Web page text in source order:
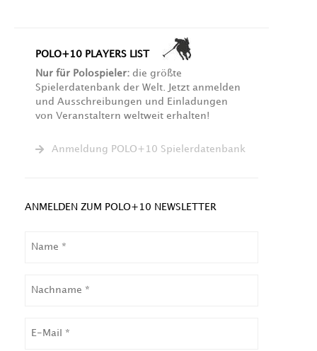
POLO+10 PLAYERS LIST
Nur für Polospieler: die größte
Spielerdatenbank der Welt. Jetzt anmelden
und Ausschreibungen und Einladungen
von Veranstaltern weltweit erhalten!
Anmeldung POLO+10 Spielerdatenbank
ANMELDEN ZUM POLO+10 NEWSLETTER